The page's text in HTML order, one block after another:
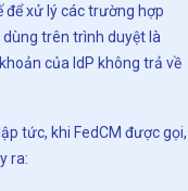
để xử lý các trường hợp
trên trình duyệt là
của IdP không trả về
tức, khi FedCM được gọi,
ra: